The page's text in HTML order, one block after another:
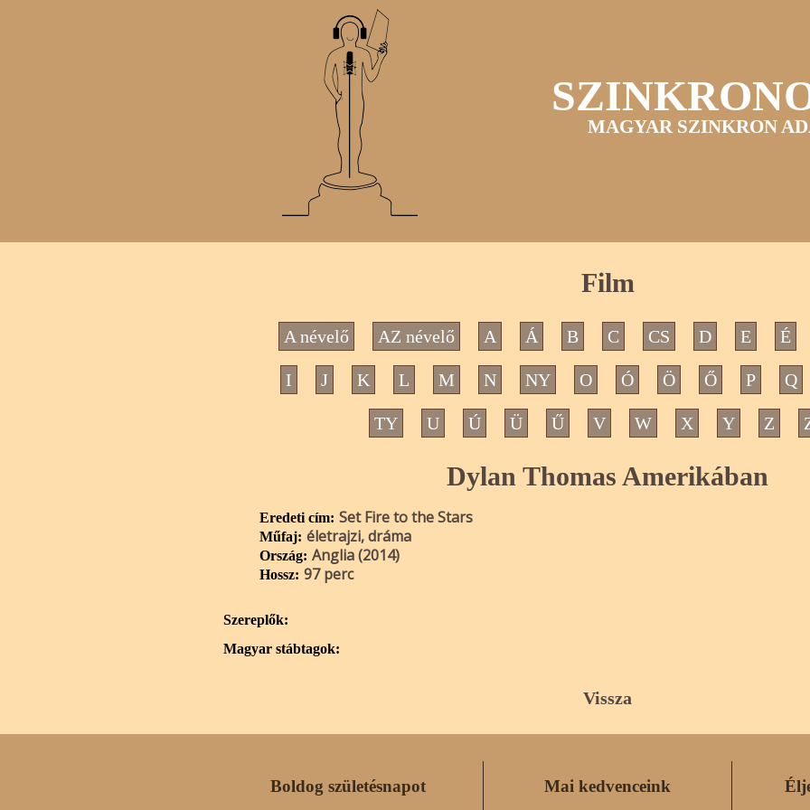
MAGYAR SZINKRON
Film
A névelő AZ névelő A Á B C CS D E É
I J K L M N NY O Ó Ö Ő P Q
TY U Ú Ü Ű V W X Y Z
Dylan Thomas Amerikában
Eredeti cím: Set Fire to the Stars
Műfaj: életrajzi, dráma
Ország: Anglia (2014)
Hossz: 97 perc
Szereplők:
Magyar stábtagok:
Vissza
Boldog születésnapot Mai kedvenceink